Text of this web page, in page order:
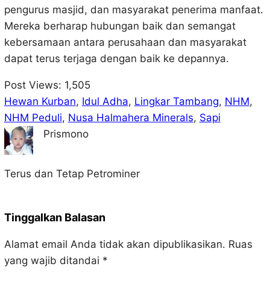
pengurus masjid, dan masyarakat penerima manfaat.
Mereka berharap hubungan baik dan semangat
kebersamaan antara perusahaan dan masyarakat
dapat terus terjaga dengan baik ke depannya.
Post Views: 1,505
Hewan Kurban, Idul Adha, Lingkar Tambang, NHM
NHM Peduli, Nusa Halmahera Minerals, Sapi
Prismono
Terus dan Tetap Petrominer
Tinggalkan Balasan
Alamat email Anda tidak akan dipublikasikan. Ruas
yang wajib ditandai *